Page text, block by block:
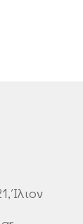
Ίλιον